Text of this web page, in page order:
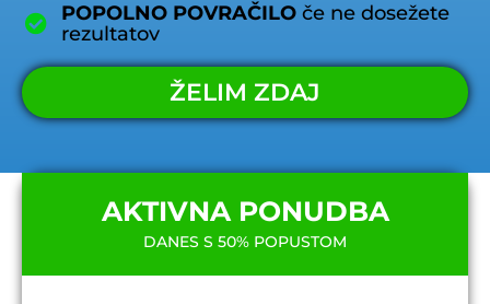
POPOLNO POVRAČILO če ne dosežete
rezultatov
ŽELIM ZDAJ
AKTIVNA PONUDBA
DANES S 50% POPUSTOM